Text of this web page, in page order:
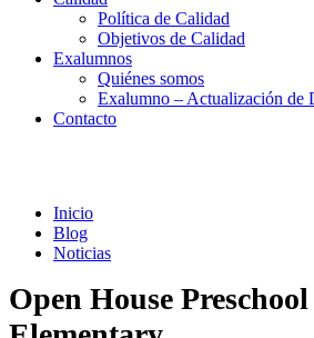
Política de Calidad
Objetivos de Calidad
Exalumnos
Quiénes somos
Exalumno – Actualización de
Contacto
Inicio
Blog
Noticias
Open House